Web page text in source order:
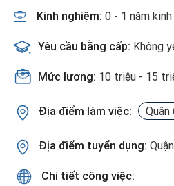
Kinh nghiệm: 0 - 1 năm
Yêu cầu bằng cấp: Không
Mức lương: 10 triệu - 15
Địa điểm làm việc: Quận
Địa điểm tuyển dụng:
Chi tiết công việc: